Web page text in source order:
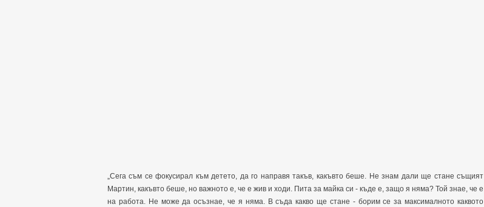
„Сега съм се фокусирал към детето, да го направя такъв, какъвто беше. Не знам дали ще стане същият
Мартин, какъвто беше, но важното е, че е жив и ходи. Пита за майка си - къде е, защо я няма? Той знае, че е
на работа. Не може да осъзнае, че я няма. В съда какво ще стане - борим се за максималното каквото